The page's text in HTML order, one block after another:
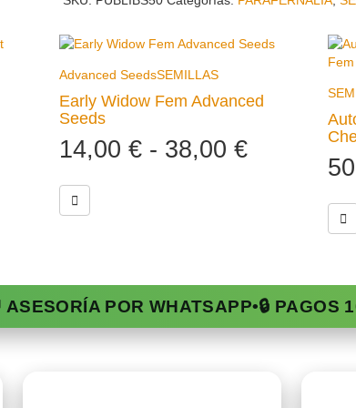
Advanced SeedsSEMILLAS
Early Widow Fem Advanced
Seeds
14,00€ - 38,00€
ASESORÍA POR WHATSAPP•🔒 PAGOS